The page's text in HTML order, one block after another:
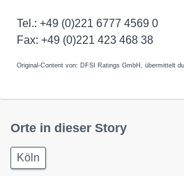
Tel.: +49 (0)221 6777 4569 0
Fax: +49 (0)221 423 468 38
Original-Content von: DFSI Ratings GmbH, übermittelt
Orte in dieser Story
Köln